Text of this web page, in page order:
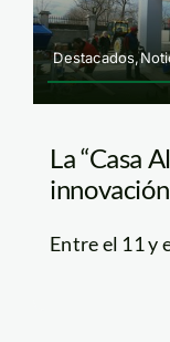
La “Casa
Entre el 11 y